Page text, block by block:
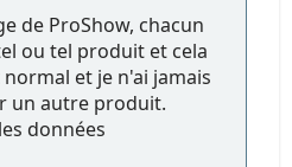
de ProShow, chacun
ou tel produit et cela
et je n'ai jamais
un autre produit.
données